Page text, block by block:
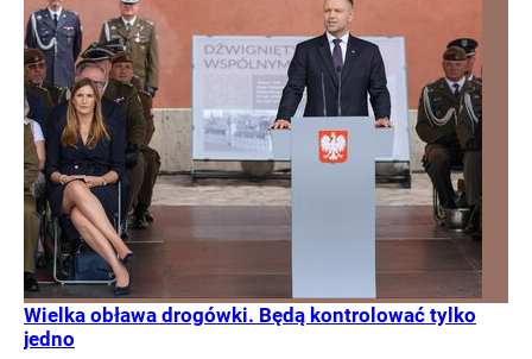
Wielka obława drogówki. Będą kontrolować tylko
jedno